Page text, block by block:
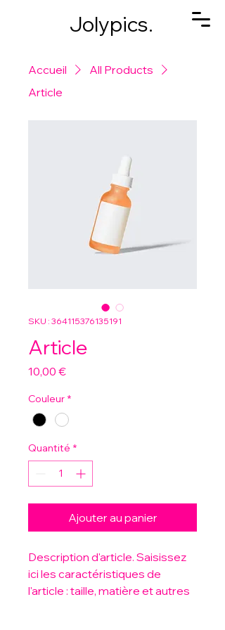
Jolypics.
Accueil
All Products
Article
SKU : 364115376135191
Article
10,00 €Prix
Couleur *
Quantité *
Ajouter au panier
Description d'article. Saisissez
ici les caractéristiques de
l'article : taille, matière et autres